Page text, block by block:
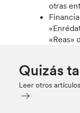
otras
«Reas»
Quizás
Leer otros artículos